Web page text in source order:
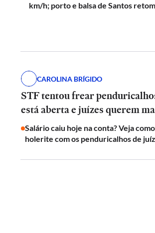
km/h; porto e balsa de Santos
CAROLINA BRÍGIDO
STF tentou frear
está aberta e juízes querem
Salário caiu hoje na conta? Veja
holerite com os penduricalhos de